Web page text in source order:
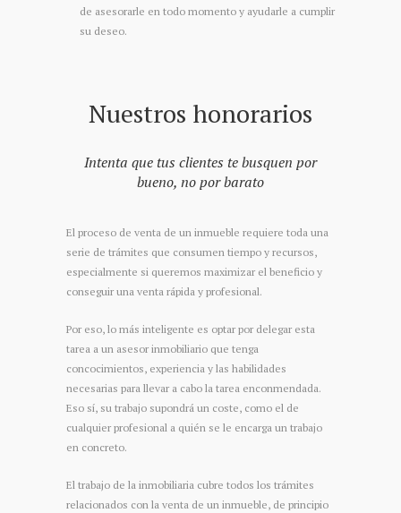
de asesorarle en todo momento y ayudarle a cumplir
su deseo.
Nuestros honorarios
Intenta que tus clientes te busquen por
bueno, no por barato
El proceso de venta de un inmueble requiere toda una
serie de trámites que consumen tiempo y recursos,
especialmente si queremos maximizar el beneficio y
conseguir una venta rápida y profesional.
Por eso, lo más inteligente es optar por delegar esta
tarea a un asesor inmobiliario que tenga
concocimientos, experiencia y las habilidades
necesarias para llevar a cabo la tarea enconmendada.
Eso sí, su trabajo supondrá un coste, como el de
cualquier profesional a quién se le encarga un trabajo
en concreto.
El trabajo de la inmobiliaria cubre todos los trámites
relacionados con la venta de un inmueble, de principio